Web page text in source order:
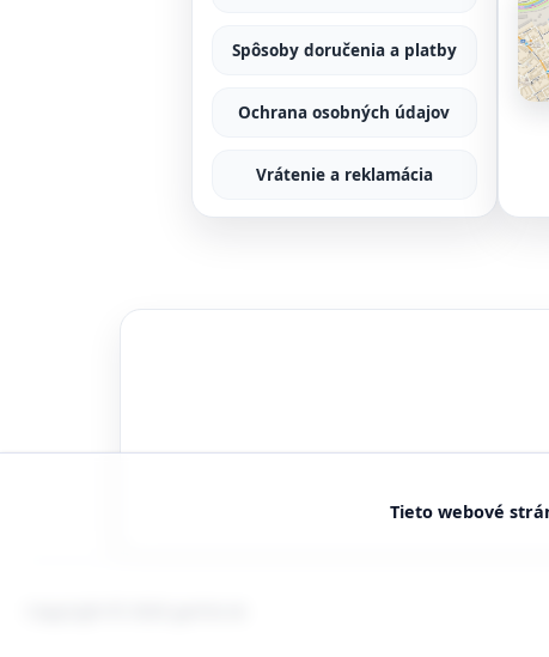
Spôsoby doručenia a platby
Ochrana osobných údajov
Vrátenie a reklamácia
Tieto webové